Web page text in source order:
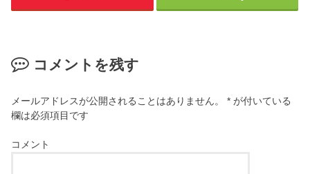
コメントを残す
メールアドレスが公開されることはありません。 * が付いている
欄は必須項目です
コメント